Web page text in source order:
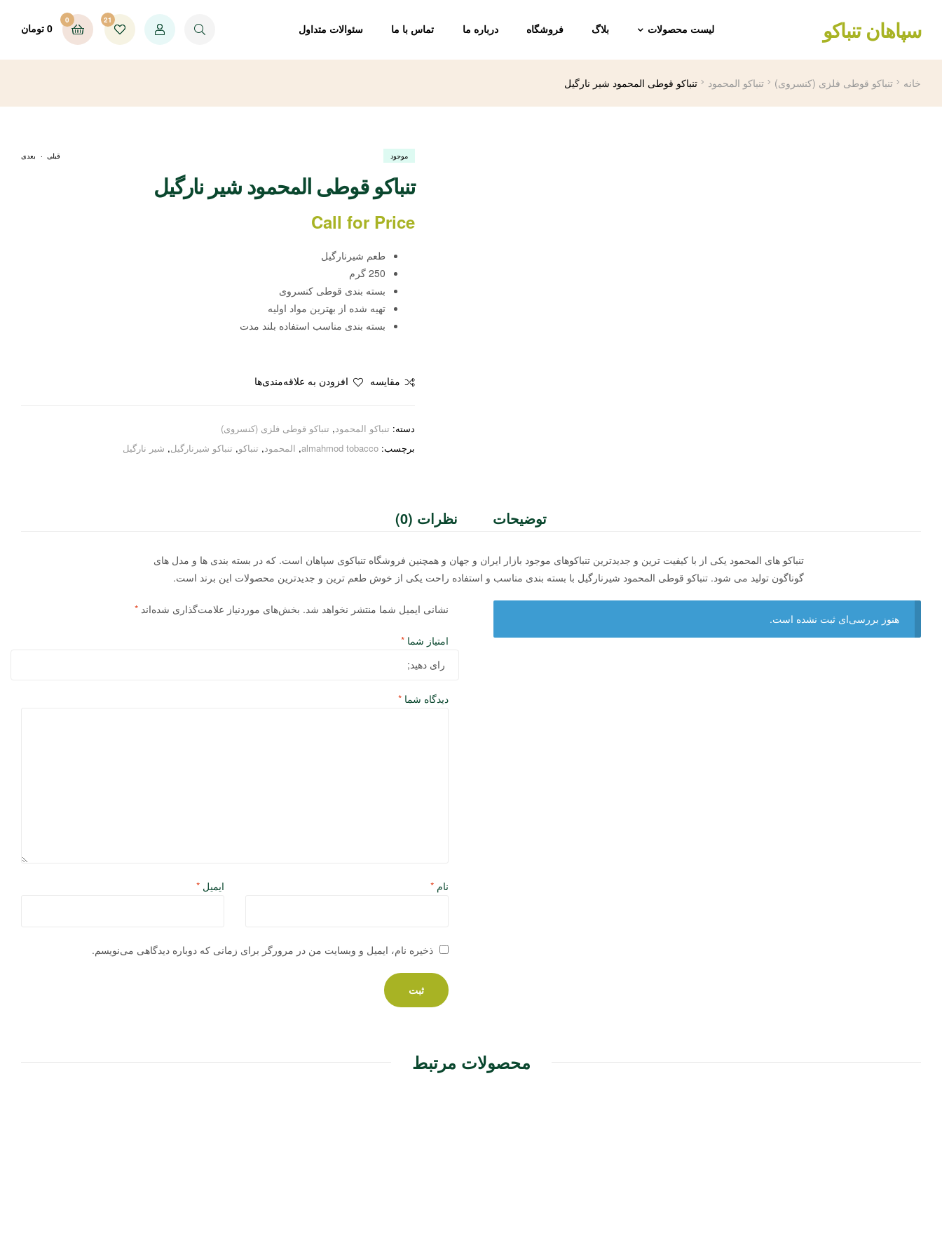
سپاهان تنباکو لیست محصولات بلاگ فروشگاه درباره ما تماس با ما سئوالات متداول
21
0
0 تومان
خانه تنباکو قوطی فلزی (کنسروی) تنباکو المحمود تنباکو قوطی المحمود شیر نارگیل
قبلی بعدی موجود
تنباکو قوطی المحمود شیر نارگیل
Call for Price
طعم شیرنارگیل
250 گرم
بسته بندی قوطی کنسروی
تهیه شده از بهترین مواد اولیه
بسته بندی مناسب استفاده بلند مدت
مقایسه افزودن به علاقه‌مندی‌ها
دسته: تنباکو المحمود, تنباکو قوطی فلزی (کنسروی)
برچسب: almahmod tobacco
, المحمود, تنباکو, تنباکو شیرنارگیل, شیر نارگیل
توضیحات نظرات (0)
تنباکو های المحمود یکی از با کیفیت ترین و جدیدترین تنباکوهای موجود بازار ایران و جهان و همچنین فروشگاه تنباکوی سپاهان است. که در بسته بندی ها و مدل های
گوناگون تولید می شود. تنباکو قوطی المحمود شیرنارگیل با بسته بندی مناسب و استفاده راحت یکی از خوش طعم ترین و جدیدترین محصولات این برند است.
هنوز بررسی‌ای ثبت نشده است.
نشانی ایمیل شما منتشر نخواهد شد. بخش‌های موردنیاز علامت‌گذاری شده‌اند *
امتیاز شما *
دیدگاه شما *
نام * ایمیل *
ذخیره نام، ایمیل و وبسایت من در مرورگر برای زمانی که دوباره دیدگاهی می‌نویسم.
محصولات مرتبط